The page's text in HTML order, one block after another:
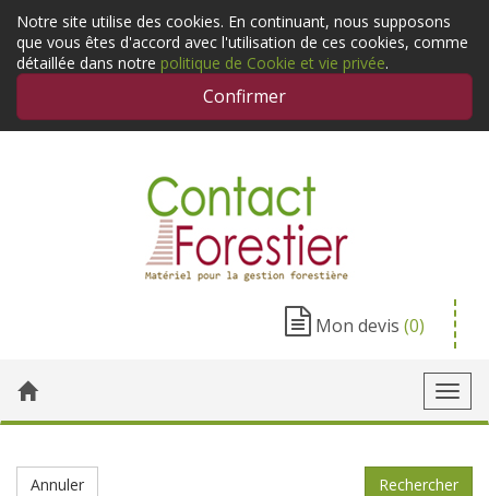
Notre site utilise des cookies. En continuant, nous supposons
que vous êtes d'accord avec l'utilisation de ces cookies, comme
détaillée dans notre politique de Cookie et vie privée.
Confirmer
Mon devis (0)
Annuler